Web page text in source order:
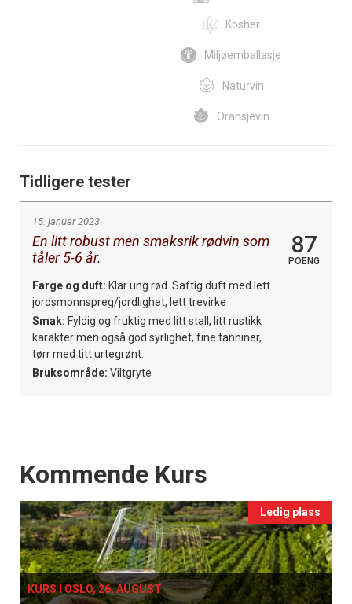
Kosher
Miljøemballasje
Naturvin
Oransjevin
Tidligere tester
15. januar 2023
En litt robust men smaksrik rødvin som
tåler 5-6 år.
87
POENG
Farge og duft: Klar ung rød. Saftig duft med lett
jordsmonnspreg/jordlighet, lett trevirke
Smak: Fyldig og fruktig med litt stall, litt rustikk
karakter men også god syrlighet, fine tanniner,
tørr med titt urtegrønt.
Bruksområde: Viltgryte
Events
Kommende Kurs
Ledig plass
KURS I OSLO, 26. AUGUST